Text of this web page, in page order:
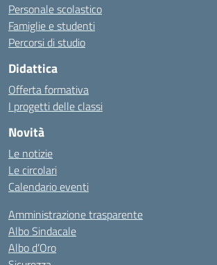
Personale scolastico
Famiglie e studenti
Percorsi di studio
Didattica
Offerta formativa
I progetti delle classi
Novità
Le notizie
Le circolari
Calendario eventi
Amministrazione trasparente
Albo Sindacale
Albo d’Oro